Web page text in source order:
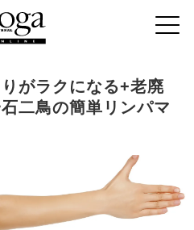
りがラクになる+老廃
二鳥の簡単リンパマ